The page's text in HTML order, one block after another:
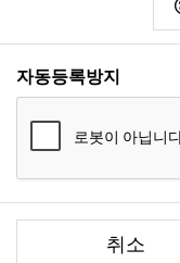
자동등록방지
취소